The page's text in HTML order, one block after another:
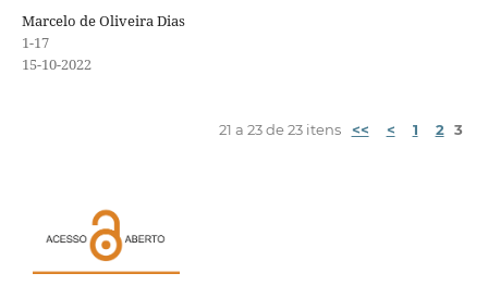
Marcelo de Oliveira Dias
1-17
15-10-2022
21 a 23 de 23 itens << < 1 2 3